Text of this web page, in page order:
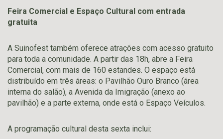
Feira Comercial e Espaço Cultural com entrada
gratuita
A Suinofest também oferece atrações com acesso gratuito
para toda a comunidade. A partir das 18h, abre a Feira
Comercial, com mais de 160 estandes. O espaço está
distribuído em três áreas: o Pavilhão Ouro Branco (área
interna do salão), a Avenida da Imigração (anexo ao
pavilhão) e a parte externa, onde está o Espaço Veículos.
A programação cultural desta sexta inclui: